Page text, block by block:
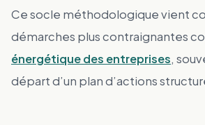
Ce socle méthodologique vient
démarches plus contraignantes
énergétique des entreprises,
départ d’un plan d’actions